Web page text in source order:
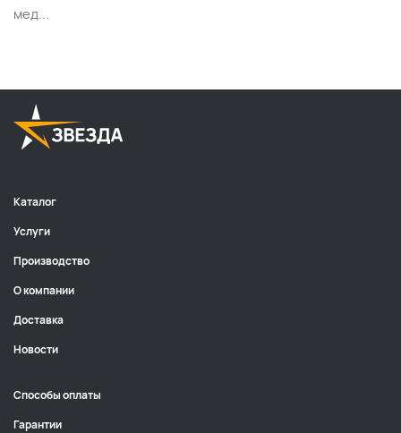
мед...
Каталог
Услуги
Производство
О компании
Доставка
Новости
Способы оплаты
Гарантии